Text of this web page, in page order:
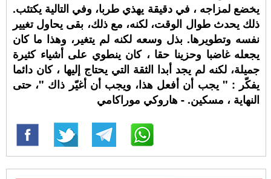
يخضع لمزاجه ، في دقيقة يهذي طربا، وفي التالية يكتئب.
ذلك يحدث طوال الوقت، لكنه، مع ذلك، بقى يحاول تغيير
نفسه وتطويرها. بذل وسعه لكنه لم يتغير، وهذا ما كان
يجعله غاضبا وحزينا حقا ، كان ينطوي على أشياء كثيرة
جميلة، لكنه لم يجد أبدا الثقة التي يحتاج إليها ، كان دائما
يفكّر : " يجب أن أفعل هذا، ويجب أن أغيّر ذاك "، حتى
النهاية ، مسكين. - هاروكي موراكامي